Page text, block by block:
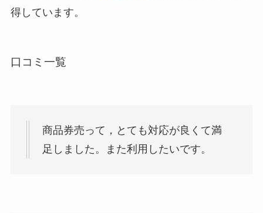
得しています。
口コミ一覧
商品券売って，とても対応が良くて満
足しました。また利用したいです。